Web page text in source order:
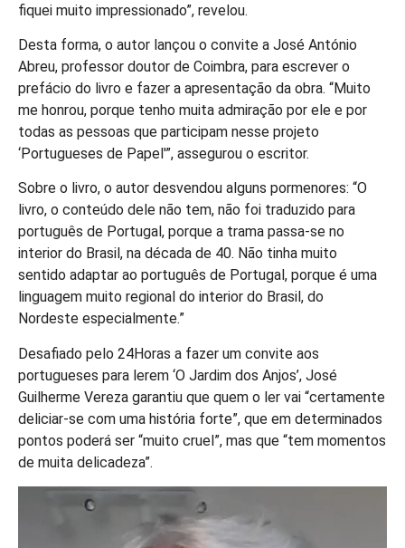
fiquei muito impressionado”, revelou.
Desta forma, o autor lançou o convite a José António
Abreu, professor doutor de Coimbra, para escrever o
prefácio do livro e fazer a apresentação da obra. “Muito
me honrou, porque tenho muita admiração por ele e por
todas as pessoas que participam nesse projeto
‘Portugueses de Papel'”, assegurou o escritor.
Sobre o livro, o autor desvendou alguns pormenores: “O
livro, o conteúdo dele não tem, não foi traduzido para
português de Portugal, porque a trama passa-se no
interior do Brasil, na década de 40. Não tinha muito
sentido adaptar ao português de Portugal, porque é uma
linguagem muito regional do interior do Brasil, do
Nordeste especialmente.”
Desafiado pelo 24Horas a fazer um convite aos
portugueses para lerem ‘O Jardim dos Anjos’, José
Guilherme Vereza garantiu que quem o ler vai “certamente
deliciar-se com uma história forte”, que em determinados
pontos poderá ser “muito cruel”, mas que “tem momentos
de muita delicadeza”.